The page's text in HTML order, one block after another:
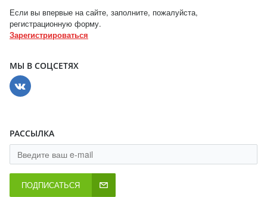
Если вы впервые на сайте, заполните, пожалуйста,
регистрационную форму.
Зарегистрироваться
МЫ В СОЦСЕТЯХ
РАССЫЛКА
ПОДПИСАТЬСЯ